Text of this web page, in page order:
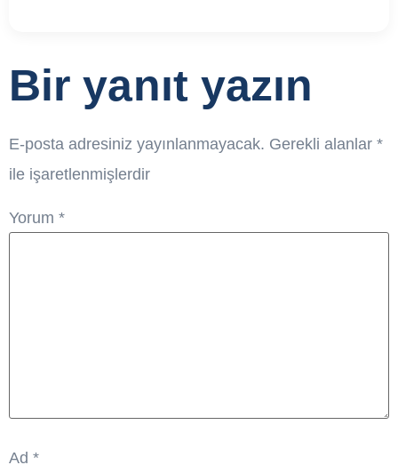
Bir yanıt yazın
E-posta adresiniz yayınlanmayacak. Gerekli alanlar *
ile işaretlenmişlerdir
Yorum *
Ad *